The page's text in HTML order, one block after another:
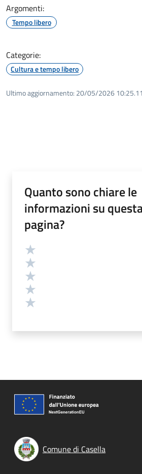
Argomenti:
Tempo libero
Categorie:
Cultura e tempo libero
Ultimo aggiornamento: 20/05/2026 10:25.11
Quanto sono chiare le
informazioni su
pagina?
Valutazione
Comune di Casella